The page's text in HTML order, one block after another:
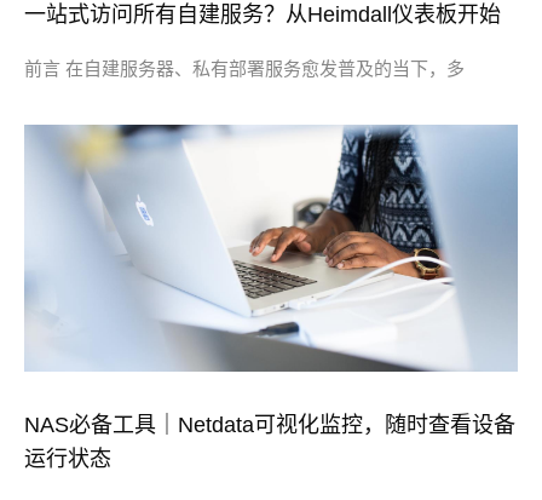
一站式访问所有自建服务？从Heimdall仪表板开始
前言 在自建服务器、私有部署服务愈发普及的当下，多
NAS必备工具｜Netdata可视化监控，随时查看设备
运行状态